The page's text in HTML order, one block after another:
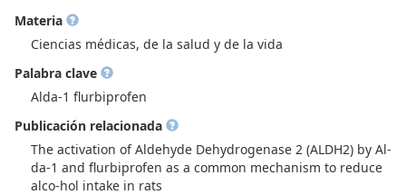
Materia
Ciencias médicas, de la salud y de la vida
Palabra clave
Alda-1 flurbiprofen
Publicación relacionada
The activation of Aldehyde Dehydrogenase 2 (ALDH2) by Al-
da-1 and flurbiprofen as a common mechanism to reduce
alco-hol intake in rats